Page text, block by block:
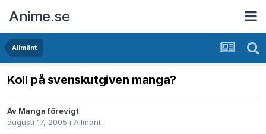
Anime.se
Allmänt
Koll på svenskutgiven manga?
Av Manga förevigt
augusti 17, 2005 i Allmänt